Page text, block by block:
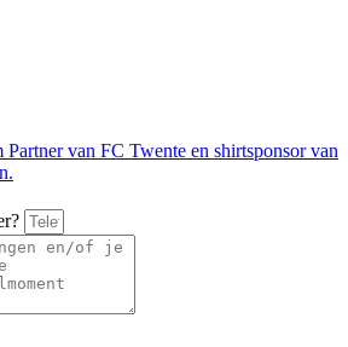
Partner van FC Twente en shirtsponsor van